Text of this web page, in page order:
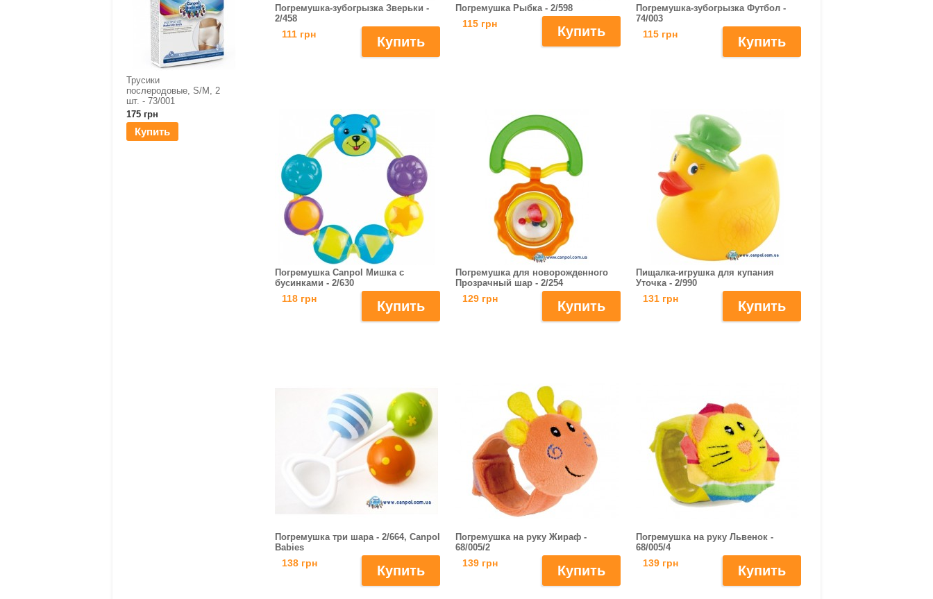
Трусики
послеродовые, S/M, 2
шт. - 73/001
175 грн
Купить
Погремушка-зубогрызка Зверьки -
2/458
111 грн
Погремушка Рыбка - 2/598
115 грн
Погремушка-зубогрызка Футбол -
74/003
115 грн
Погремушка Сanpol Мишка с
бусинками - 2/630
118 грн
Погремушка для новорожденного
Прозрачный шар - 2/254
129 грн
Пищалка-игрушка для купания
Уточка - 2/990
131 грн
Погремушка три шара - 2/664, Canpol
Babies
138 грн
Погремушка на руку Жираф -
68/005/2
139 грн
Погремушка на руку Львенок -
68/005/4
139 грн